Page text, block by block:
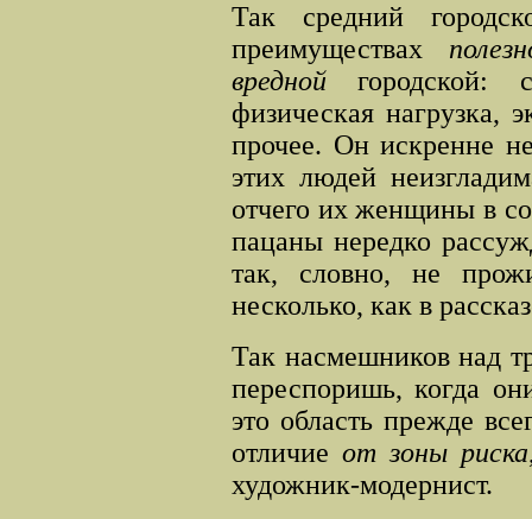
Так средний
преимуществах
вредной городской:
физическая нагрузка,
прочее. Он искренне
этих людей
отчего их женщины в
пацаны нередко
так, словно, не
несколько, как в
Так насмешников над
переспоришь, когда
это область прежде
отличие от зоны риска
художник-модернист.